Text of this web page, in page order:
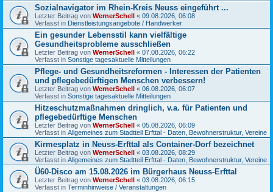
Sozialnavigator im Rhein-Kreis Neuss eingeführt ...
Letzter Beitrag von WernerSchell « 09.08.2026, 06:08
Verfasst in Dienstleistungsangebote / Handwerker
Ein gesunder Lebensstil kann vielfältige
Gesundheitsprobleme ausschließen
Letzter Beitrag von WernerSchell « 07.08.2026, 06:22
Verfasst in Sonstige tagesaktuelle Mitteilungen
Pflege- und Gesundheitsreformen - Interessen der Patienten
und pflegebedürftigen Menschen verbessern!
Letzter Beitrag von WernerSchell « 06.08.2026, 06:07
Verfasst in Sonstige tagesaktuelle Mitteilungen
Hitzeschutzmaßnahmen dringlich, v.a. für Patienten und
pflegebedürftige Menschen
Letzter Beitrag von WernerSchell « 05.08.2026, 06:09
Verfasst in Allgemeines zum Stadtteil Erfttal - Daten, Bewohnerstruktur, Vereine
Kirmesplatz in Neuss-Erfttal als Container-Dorf bezeichnet
Letzter Beitrag von WernerSchell « 03.08.2026, 08:29
Verfasst in Allgemeines zum Stadtteil Erfttal - Daten, Bewohnerstruktur, Vereine
Ü60-Disco am 15.08.2026 im Bürgerhaus Neuss-Erfttal
Letzter Beitrag von WernerSchell « 03.08.2026, 06:15
Verfasst in Terminhinweise / Veranstaltungen